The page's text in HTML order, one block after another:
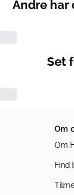
Andre har
Set
Om
Om
Find